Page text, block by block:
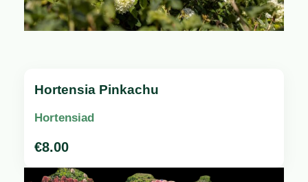
Hortensia Pinkachu
Hortensiad
€8.00